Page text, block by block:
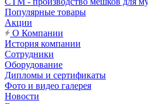
Популярные товары
Акции
О Компании
История компании
Сотрудники
Оборудование
Дипломы и сертификаты
Фото и видео галерея
Новости